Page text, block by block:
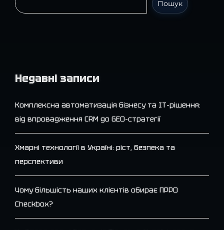
Пошук
Недавні записи
Комплексна автоматизація бізнесу та IT-рішення:
від впровадження CRM до GEO-стратегії
Хмарні технології в Україні: ріст, безпека та
перспективи
Чому більшість наших клієнтів обирає ПРРО
Checkbox?